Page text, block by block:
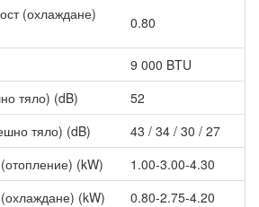
поток - дава възможност за
струя в четири различни
надолу, наляво и надясно.
- при неизправност в системата или
на един от компонентите,
код за грешка, което помага на
да открият и разрешат
активиране на този режим,
работата си за 10 часа, след
се реактивира с предишните
(охлаждане)
0.80
9 000 BTU
тяло) (dB)
52
тяло) (dB)
43 / 34 / 30 / 27
(kW)
1.00-3.00-4.30
(kW)
0.80-2.75-4.20